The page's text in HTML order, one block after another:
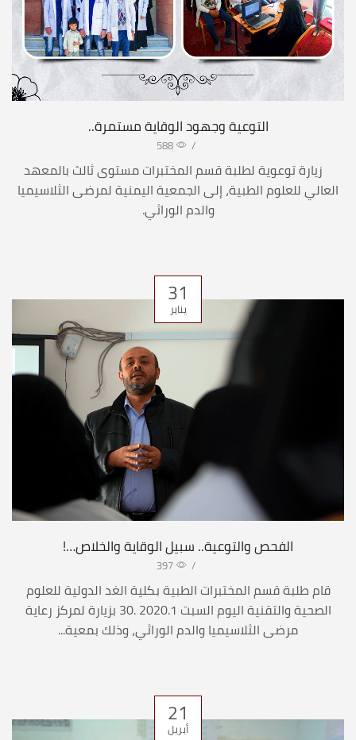
التوعية وجهود الوقاية مستمرة..
/
588
زيارة توعوية لطلبة قسم المختبرات مستوى ثالث بالمعهد
العالي للعلوم الطبية، إلى الجمعية اليمنية لمرضى الثلاسيميا
والدم الوراثي.
31
يناير
الفحص والتوعية.. سبيل الوقاية والخلاص…!
/
397
قام طلبة قسم المختبرات الطبية بكلية الغد الدولية للعلوم
الصحية والتقنية اليوم السبت 2020.1 .30 بزيارة لمركز رعاية
مرضى الثلاسيميا والدم الوراثي، وذلك بمعية...
21
أبريل